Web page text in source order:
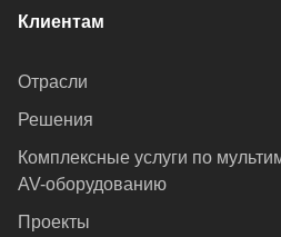
Клиентам
Отрасли
Решения
Комплексные услуги по
AV-оборудованию
Проекты